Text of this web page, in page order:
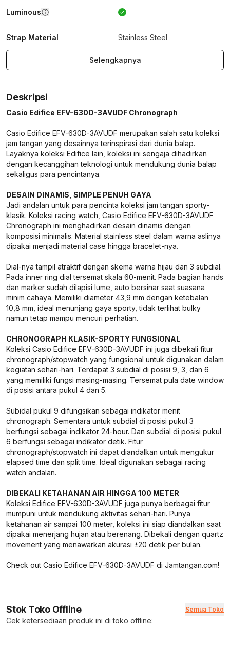
Luminous
Strap Material Stainless Steel
Selengkapnya
Deskripsi
Casio Edifice EFV-630D-3AVUDF Chronograph
Casio Edifice EFV-630D-3AVUDF merupakan salah satu koleksi
jam tangan yang desainnya terinspirasi dari dunia balap.
Layaknya koleksi Edifice lain, koleksi ini sengaja dihadirkan
dengan kecanggihan teknologi untuk mendukung dunia balap
sekaligus para pencintanya.
DESAIN DINAMIS, SIMPLE PENUH GAYA
Jadi andalan untuk para pencinta koleksi jam tangan sporty-
klasik. Koleksi racing watch, Casio Edifice EFV-630D-3AVUDF
Chronograph ini menghadirkan desain dinamis dengan
komposisi minimalis. Material stainless steel dalam warna aslinya
dipakai menjadi material case hingga bracelet-nya.
Dial-nya tampil atraktif dengan skema warna hijau dan 3 subdial.
Pada inner ring dial tersemat skala 60-menit. Pada bagian hands
dan marker sudah dilapisi lume, auto bersinar saat suasana
minim cahaya. Memiliki diameter 43,9 mm dengan ketebalan
10,8 mm, ideal menunjang gaya sporty, tidak terlihat bulky
namun tetap mampu mencuri perhatian.
CHRONOGRAPH KLASIK-SPORTY FUNGSIONAL
Koleksi Casio Edifice EFV-630D-3AVUDF ini juga dibekali fitur
chronograph/stopwatch yang fungsional untuk digunakan dalam
kegiatan sehari-hari. Terdapat 3 subdial di posisi 9, 3, dan 6
yang memiliki fungsi masing-masing. Tersemat pula date window
di posisi antara pukul 4 dan 5.
Subidal pukul 9 difungsikan sebagai indikator menit
chronograph. Sementara untuk subdial di posisi pukul 3
berfungsi sebagai indikator 24-hour. Dan subdial di posisi pukul
6 berfungsi sebagai indikator detik. Fitur
chronograph/stopwatch ini dapat diandalkan untuk mengukur
elapsed time dan split time. Ideal digunakan sebagai racing
watch andalan.
DIBEKALI KETAHANAN AIR HINGGA 100 METER
Koleksi Edifice EFV-630D-3AVUDF juga punya berbagai fitur
mumpuni untuk mendukung aktivitas sehari-hari. Punya
ketahanan air sampai 100 meter, koleksi ini siap diandalkan saat
dipakai menerjang hujan atau berenang. Dibekali dengan quartz
movement yang menawarkan akurasi ±20 detik per bulan.
Check out Casio Edifice EFV-630D-3AVUDF di Jamtangan.com!
Stok Toko Offline Semua Toko
Cek ketersediaan produk ini di toko offline: